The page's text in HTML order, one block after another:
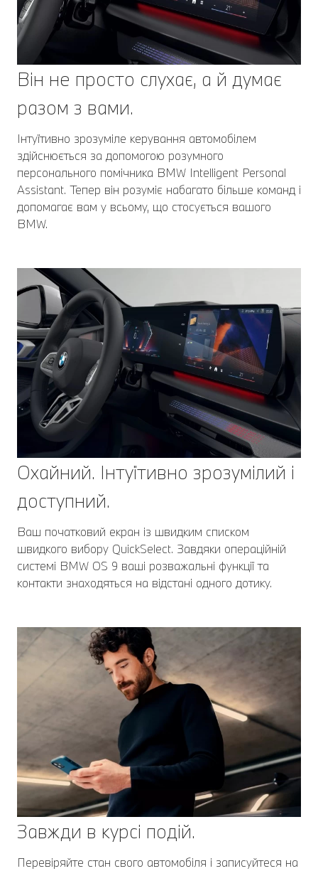
Він не просто слухає, а й думає
разом з вами.
Інтуїтивно зрозуміле керування автомобілем
здійснюється за допомогою розумного
персонального помічника BMW Intelligent Personal
Assistant. Тепер він розуміє набагато більше команд і
допомагає вам у всьому, що стосується вашого
BMW.
Охайний. Інтуїтивно зрозумілий і
доступний.
Ваш початковий екран із швидким списком
швидкого вибору QuickSelect. Завдяки операційній
системі BMW OS 9 ваші розважальні функції та
контакти знаходяться на відстані одного дотику.
Завжди в курсі подій.
Перевіряйте стан свого автомобіля і записуйтеся на